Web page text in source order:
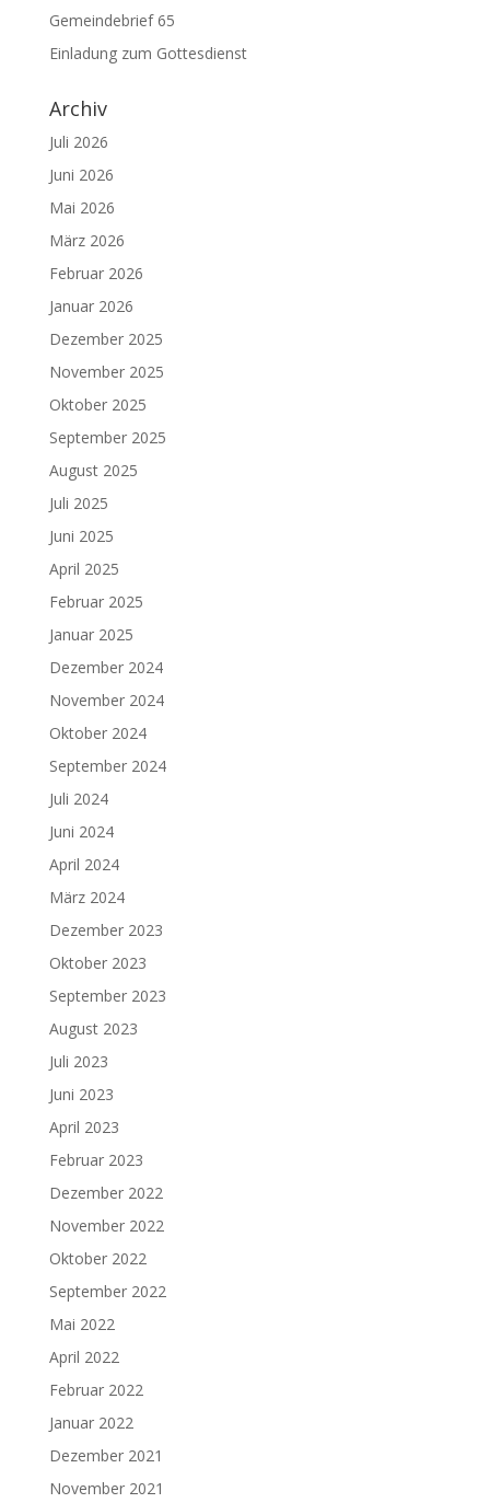
Gemeindebrief 65
Einladung zum Gottesdienst
Archiv
Juli 2026
Juni 2026
Mai 2026
März 2026
Februar 2026
Januar 2026
Dezember 2025
November 2025
Oktober 2025
September 2025
August 2025
Juli 2025
Juni 2025
April 2025
Februar 2025
Januar 2025
Dezember 2024
November 2024
Oktober 2024
September 2024
Juli 2024
Juni 2024
April 2024
März 2024
Dezember 2023
Oktober 2023
September 2023
August 2023
Juli 2023
Juni 2023
April 2023
Februar 2023
Dezember 2022
November 2022
Oktober 2022
September 2022
Mai 2022
April 2022
Februar 2022
Januar 2022
Dezember 2021
November 2021